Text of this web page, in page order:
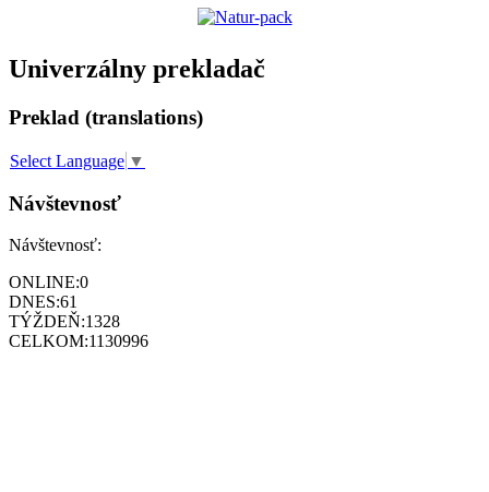
Univerzálny prekladač
Preklad (translations)
Select Language ▼
Návštevnosť
Návštevnosť:
ONLINE:0
DNES:61
TÝŽDEŇ:1328
CELKOM:1130996